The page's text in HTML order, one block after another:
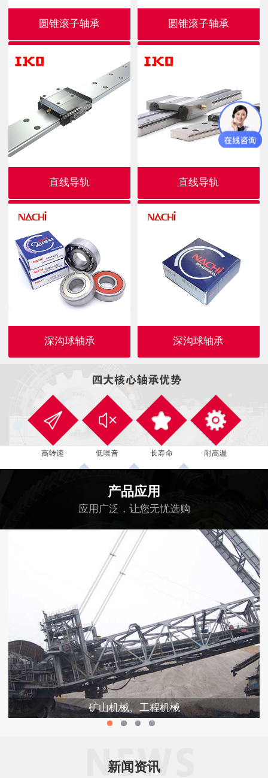
圆锥滚子轴承 圆锥滚子轴承
直线导轨 直线导轨
深沟球轴承 深沟球轴承
产品应用
应用广泛，让您无忧选购
矿山机械、工程机械
新闻资讯